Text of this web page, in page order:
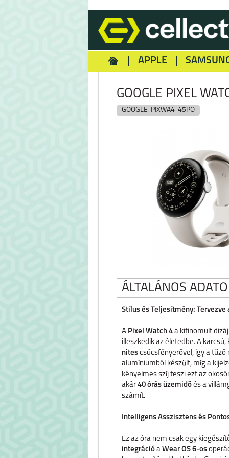
APPLE
GOOGLE PIXEL
GOOGLE-PIXWA4-45PO
ÁLTALÁNOS
Stílus és Teljesítmény: Tervezve
A Pixel Watch 4 a kifinomult
illeszkedik az életedbe. A karcsú,
nites csúcsfényerővel, így a
alumíniumból készült, míg a
kényelmes szíj teszi ezt az
akár 40 órás üzemidő és a
számít.
Intelligens Asszisztens és
Ez az óra nem csak egy
integráció a Wear OS 6-os